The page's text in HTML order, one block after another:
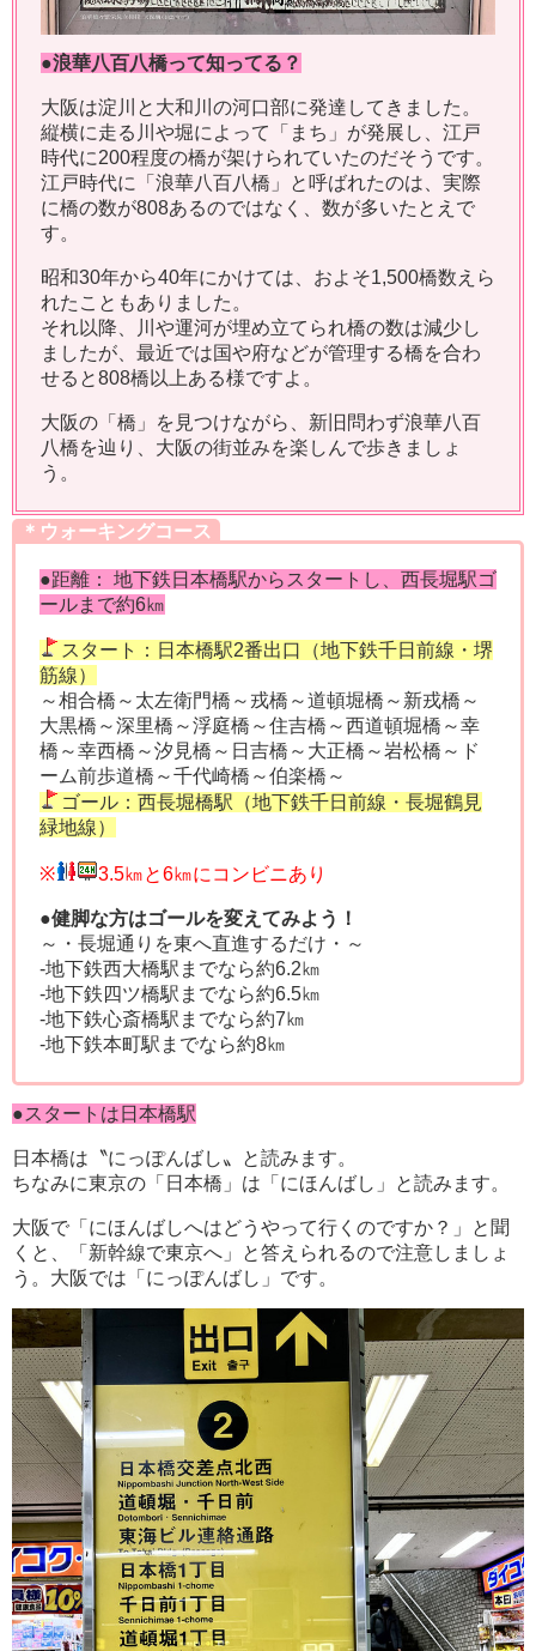
●浪華八百八橋って知ってる？
大阪は淀川と大和川の河口部に発達してきました。
縦横に走る川や堀によって「まち」が発展し、江戸
時代に200程度の橋が架けられていたのだそうです。
江戸時代に「浪華八百八橋」と呼ばれたのは、実際
に橋の数が808あるのではなく、数が多いたとえで
す。
昭和30年から40年にかけては、およそ1,500橋数えら
れたこともありました。
それ以降、川や運河が埋め立てられ橋の数は減少し
ましたが、最近では国や府などが管理する橋を合わ
せると808橋以上ある様ですよ。
大阪の「橋」を見つけながら、新旧問わず浪華八百
八橋を辿り、大阪の街並みを楽しんで歩きましょ
う。
＊ウォーキングコース
●距離： 地下鉄日本橋駅からスタートし、西長堀駅ゴ
ールまで約6㎞
スタート：日本橋駅2番出口（地下鉄千日前線・堺
筋線）
～相合橋～太左衛門橋～戎橋～道頓堀橋～新戎橋～
大黒橋～深里橋～浮庭橋～住吉橋～西道頓堀橋～幸
橋～幸西橋～汐見橋～日吉橋～大正橋～岩松橋～ド
ーム前歩道橋～千代崎橋～伯楽橋～
ゴール：西長堀橋駅（地下鉄千日前線・長堀鶴見
緑地線）
※ 3.5㎞と6㎞にコンビニあり
●健脚な方はゴールを変えてみよう！
～・長堀通りを東へ直進するだけ・～
‐地下鉄西大橋駅までなら約6.2㎞
‐地下鉄四ツ橋駅までなら約6.5㎞
‐地下鉄心斎橋駅までなら約7㎞
‐地下鉄本町駅までなら約8㎞
●スタートは日本橋駅
日本橋は〝にっぽんばし〟と読みます。
ちなみに東京の「日本橋」は「にほんばし」と読みます。
大阪で「にほんばしへはどうやって行くのですか？」と聞
くと、「新幹線で東京へ」と答えられるので注意しましょ
う。大阪では「にっぽんばし」です。